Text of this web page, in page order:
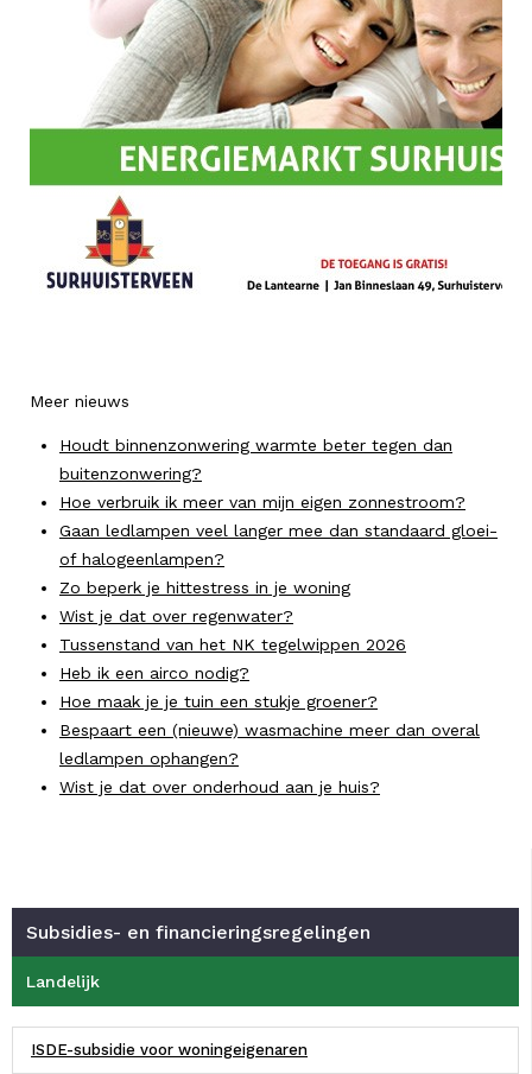
Meer nieuws
Houdt binnenzonwering warmte beter tegen dan
buitenzonwering?
Hoe verbruik ik meer van mijn eigen zonnestroom?
Gaan ledlampen veel langer mee dan standaard gloei-
of halogeenlampen?
Zo beperk je hittestress in je woning
Wist je dat over regenwater?
Tussenstand van het NK tegelwippen 2026
Heb ik een airco nodig?
Hoe maak je je tuin een stukje groener?
Bespaart een (nieuwe) wasmachine meer dan overal
ledlampen ophangen?
Wist je dat over onderhoud aan je huis?
Subsidies- en financieringsregelingen
Landelijk
ISDE-subsidie voor woningeigenaren